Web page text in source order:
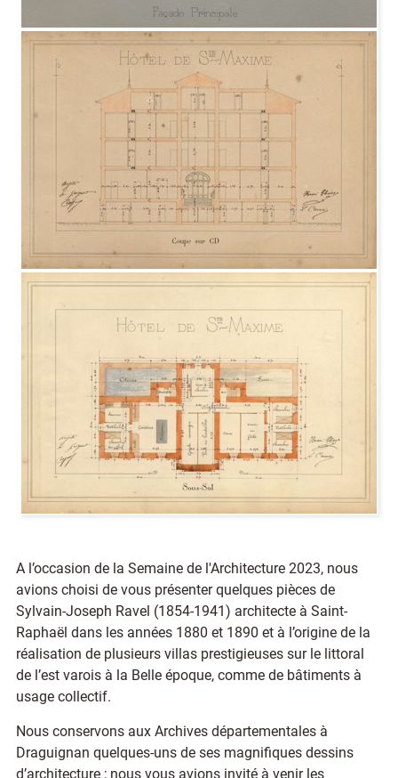
A l’occasion de la Semaine de l'Architecture 2023, nous
avions choisi de vous présenter quelques pièces de
Sylvain-Joseph Ravel (1854-1941) architecte à Saint-
Raphaël dans les années 1880 et 1890 et à l’origine de la
réalisation de plusieurs villas prestigieuses sur le littoral
de l’est varois à la Belle époque, comme de bâtiments à
usage collectif.
Nous conservons aux Archives départementales à
Draguignan quelques-uns de ses magnifiques dessins
d’architecture ; nous vous avions invité à venir les